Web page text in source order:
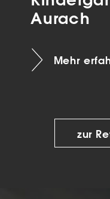
Aurach
Mehr
zur